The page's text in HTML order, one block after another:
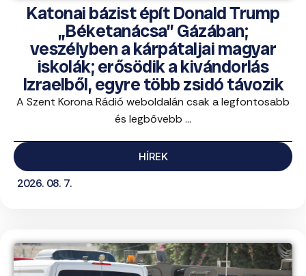
Katonai bázist épít Donald Trump
„Béketanácsa” Gázában;
veszélyben a kárpátaljai magyar
iskolák; erősödik a kivándorlás
Izraelből, egyre több zsidó távozik
A Szent Korona Rádió weboldalán csak a legfontosabb
és legbővebb ...
HÍREK
2026. 08. 7.